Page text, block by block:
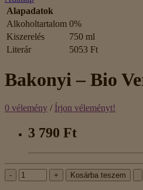
Alapadatok
Alkoholtartalom 0%
Kiszerelés
750 ml
Literár
5053 Ft
Bakonyi – Bio
0 vélemény / Írjon véleményt!
3 790 Ft
- + Kosárba teszem